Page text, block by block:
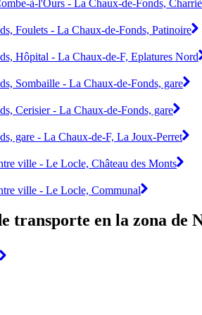
à-l'Ours - La Chaux-de-Fonds,
Foulets - La Chaux-de-Fonds, Patinoire
Hôpital - La Chaux-de-F, Eplatures Nord
Sombaille - La Chaux-de-Fonds, gare
Cerisier - La Chaux-de-Fonds, gare
gare - La Chaux-de-F, La Joux-Perret
ville - Le Locle, Château des Monts
ville - Le Locle, Communal
transporte en la zona de